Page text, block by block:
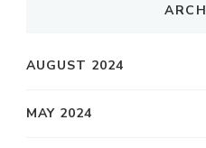
AUGUST 2024
MAY 2024